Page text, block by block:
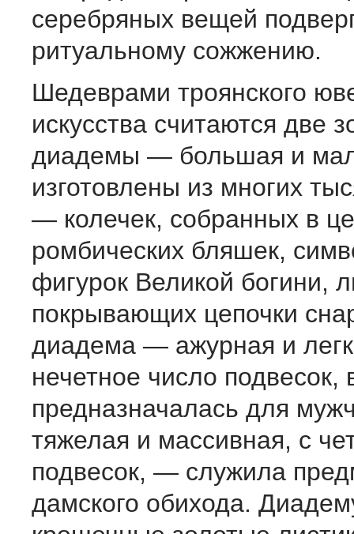
серебряных вещей
ритуальному сожжению.
Шедеврами троянского
искусства считаются две
диадемы — большая и
изготовлены из многих
— колечек, собранных в
ромбических бляшек,
фигурок Великой богини,
покрывающих цепочки
диадема — ажурная и
нечетное число подвесок,
предназначалась для
тяжелая и массивная, с
подвесок, — служила
дамского обихода.